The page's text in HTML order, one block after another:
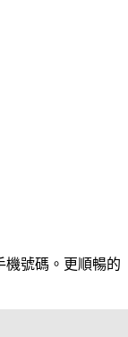
機號碼。更順暢的